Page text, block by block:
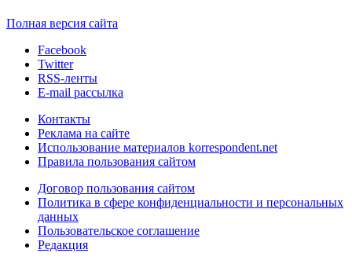
Полная версия сайта
Facebook
Twitter
RSS-ленты
E-mail рассылка
Контакты
Реклама на сайте
Использование материалов korrespondent.net
Правила пользования сайтом
Договор пользования сайтом
Политика в сфере конфиденциальности и персональных
данных
Пользовательское соглашение
Редакция